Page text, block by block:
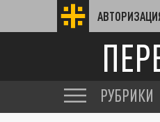
РУБРИКИ